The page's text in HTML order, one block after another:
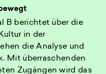
B berichtet über die
in der
die Analyse und
Mit überraschenden
Zugängen wird das